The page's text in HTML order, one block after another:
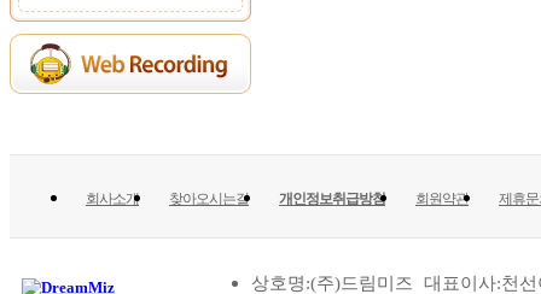
회사소개 찾아오시는길 개인정보취급방침 회원약관 제휴
상호명:(주)드림미즈
대표이사:천선